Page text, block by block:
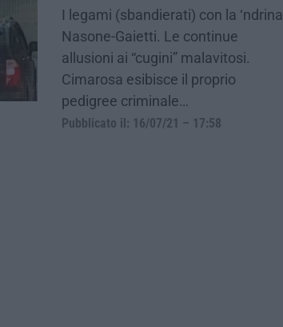
I legami (sbandierati) con la ‘ndrina
Nasone-Gaietti. Le continue
allusioni ai “cugini” malavitosi.
Cimarosa esibisce il proprio
pedigree criminale…
Pubblicato il: 16/07/21 – 17:58